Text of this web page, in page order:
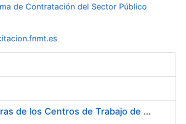
de Contratación del Sector Público
Suministro de Protectores Auditivos a medida para las personas trabajadoras de los Centros de Trabajo de Madrid y Burgos